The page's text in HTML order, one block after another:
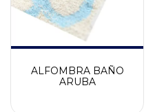
ALFOMBRA BAÑO
ARUBA